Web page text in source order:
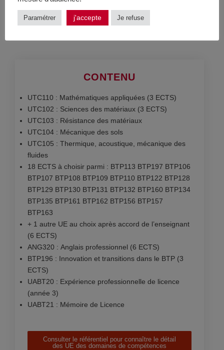
Téléchargement du guide handicap
CONTENU
UTC110 : Mathématiques appliquées (3 ECTS)
UTC102 : Sciences des matériaux (3 ECTS)
UTC103 : Résistance des matériaux
UTC104 : Mécanique des sols
UTC105 : Thermique, acoustique, mécanique des
fluides
18 ECTS à choisir parmi : BTP113 BTP197 BTP106
BTP107 BTP108 BTP109 BTP110 BTP122 BTP128
BTP129 BTP130 BTP131 BTP132 BTP160 BTP134
BTP135 BTP161 BTP162 BTP156 BTP157
BTP163
+ 1 autre UE au choix après accord de l’enseignant
(6 ECTS)
ANG320 : Anglais professionnel (6 ECTS)
BTP196 : Innovation et transitions dans le BTP (3
ECTS)
UABT20 : Expérience professionnelle de licence
(année 3)
UABT21 : Mémoire de Licence
Consulter le référentiel pour connaître le détail
des UE des domaines de compétences
Paramétrer j'accepte Je refuse